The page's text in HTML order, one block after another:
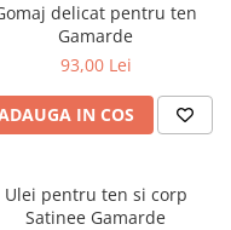
delicat pentru ten
Gamarde
93,00 Lei
IN COS
Ulei pentru ten si corp
Satinee Gamarde